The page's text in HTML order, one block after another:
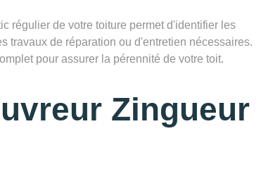
régulier de votre toiture permet d'identifier les
travaux de réparation ou d'entretien nécessaires.
pour assurer la pérennité de votre toit.
Zingueur